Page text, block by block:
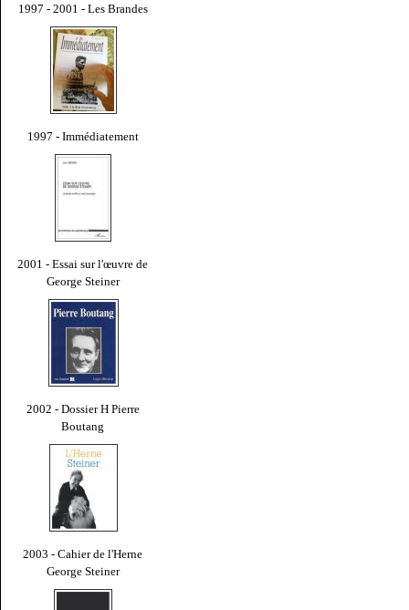
1997 - 2001 - Les Brandes
1997 - Immédiatement
2001 - Essai sur l'œuvre de
George Steiner
2002 - Dossier H Pierre
Boutang
2003 - Cahier de l'Herne
George Steiner